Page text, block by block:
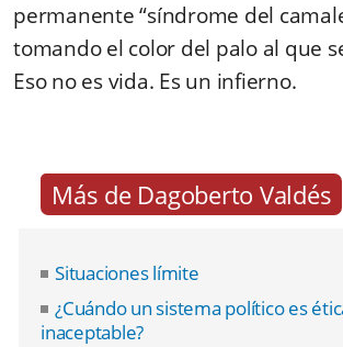
permanente “síndrome del
tomando el color del palo al que
Eso no es vida. Es un infierno.
Más de Dagoberto Valdés
Situaciones límite
¿Cuándo un sistema político es
inaceptable?